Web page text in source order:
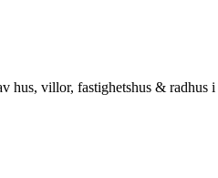
villor, fastighetshus &